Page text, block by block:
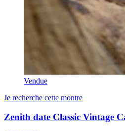
Vendue
Je recherche cette montre
Zenith date Classic Vintage